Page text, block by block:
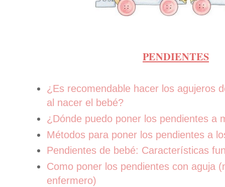
PENDIENTES
¿Es recomendable hacer los agujeros
al nacer el bebé?
¿Dónde puedo poner los pendientes a
Métodos para poner los pendientes a
Pendientes de bebé: Características
Como poner los pendientes con aguja
enfermero)